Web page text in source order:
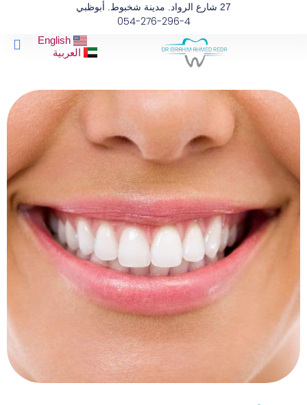
27 شارع الرواد. مدينة شخبوط. أبوظبي
054-276-296-4
English
العربية